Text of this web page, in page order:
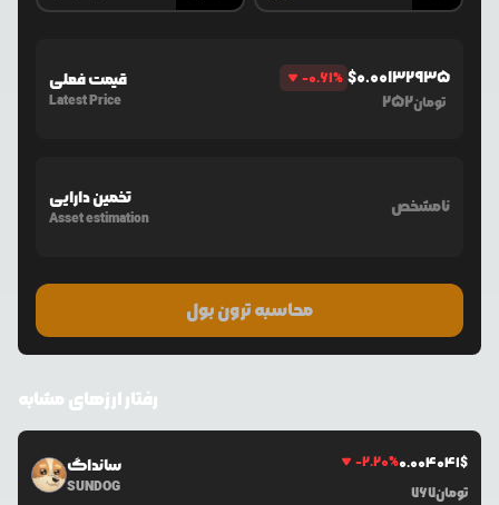
قیمت فعلی
Latest Price
-0.61% $0.00132935
252تومان
تخمین دارایی
Asset estimation
نامشخص
محاسبه ترون بول
رفتار ارزهای مشابه
سانداگ
SUNDOG
-2.20%0.004041$
767تومان